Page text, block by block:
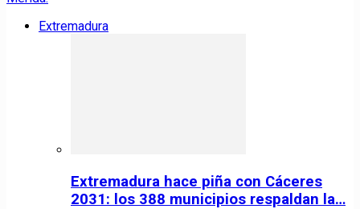
Extremadura
Extremadura hace piña con Cáceres
2031: los 388 municipios respaldan la…